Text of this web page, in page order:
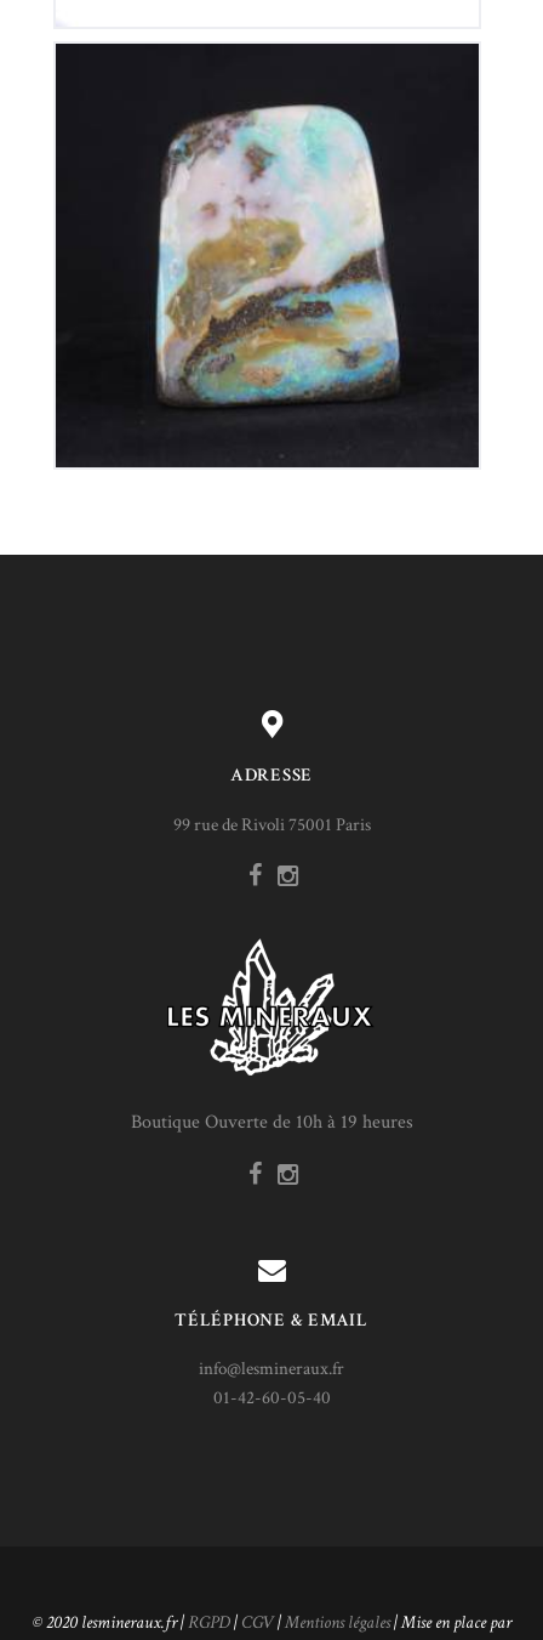
Opale Boulder Polie
480€
ADRESSE
99 rue de Rivoli 75001 Paris
Boutique Ouverte de 10h à 19 heures
TÉLÉPHONE & EMAIL
info@lesmineraux.fr
01-42-60-05-40
© 2020 lesmineraux.fr |RGPD| CGV|Mentions légales| Mise en place par